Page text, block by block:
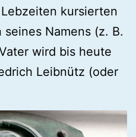
kursierten
Namens (z. B.
wird bis heute
Leibnütz (oder